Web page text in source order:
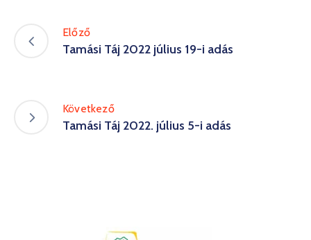
Előző
Tamási Táj 2022 július 19-i adás
Következő
Tamási Táj 2022. július 5-i adás